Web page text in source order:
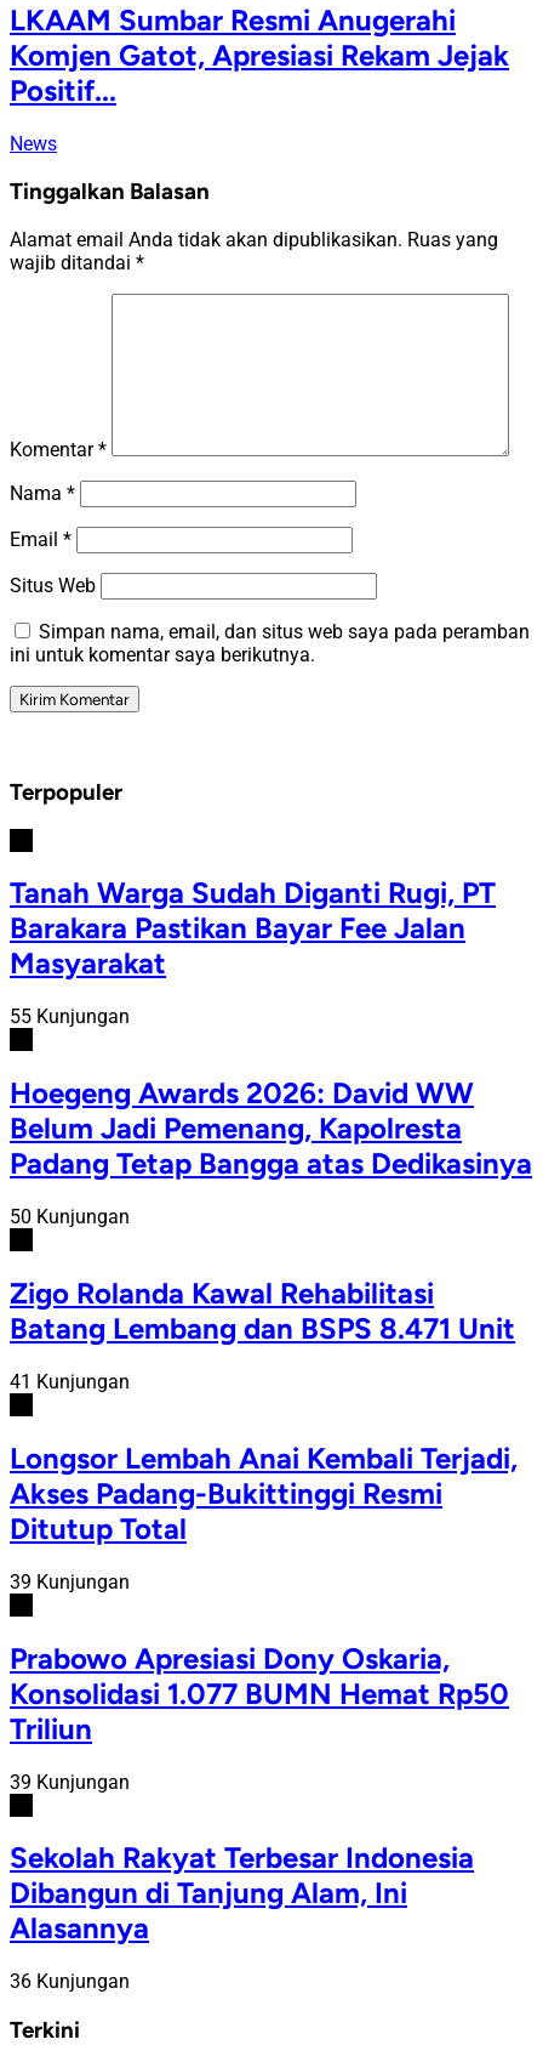
LKAAM Sumbar Resmi Anugerahi
Komjen Gatot, Apresiasi Rekam Jejak
Positif...
News
Tinggalkan Balasan
Alamat email Anda tidak akan dipublikasikan. Ruas yang
wajib ditandai *
Komentar*
Nama *
Email *
Situs Web
Simpan nama, email, dan situs web saya pada peramban
ini untuk komentar saya berikutnya.
Terpopuler
Tanah Warga Sudah Diganti Rugi, PT
Barakara Pastikan Bayar Fee Jalan
Masyarakat
55 Kunjungan
Hoegeng Awards 2026: David WW
Belum Jadi Pemenang, Kapolresta
Padang Tetap Bangga atas Dedikasinya
50 Kunjungan
Zigo Rolanda Kawal Rehabilitasi
Batang Lembang dan BSPS 8.471 Unit
41 Kunjungan
Longsor Lembah Anai Kembali Terjadi,
Akses Padang-Bukittinggi Resmi
Ditutup Total
39 Kunjungan
Prabowo Apresiasi Dony Oskaria,
Konsolidasi 1.077 BUMN Hemat Rp50
Triliun
39 Kunjungan
Sekolah Rakyat Terbesar Indonesia
Dibangun di Tanjung Alam, Ini
Alasannya
36 Kunjungan
Terkini